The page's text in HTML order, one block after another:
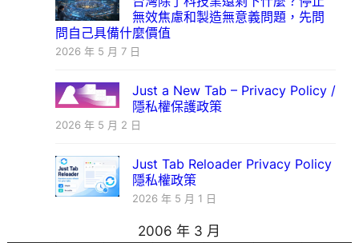
無效焦慮和製造無意義問題，先問
問自己具備什麼價值
2026 年 5 月 7 日
Just a New Tab – Privacy Policy /
隱私權保護政策
2026 年 5 月 2 日
Just Tab Reloader Privacy Policy
隱私權政策
2026 年 5 月 1 日
2006 年 3 月